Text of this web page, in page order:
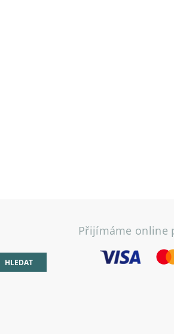
Přijímáme online